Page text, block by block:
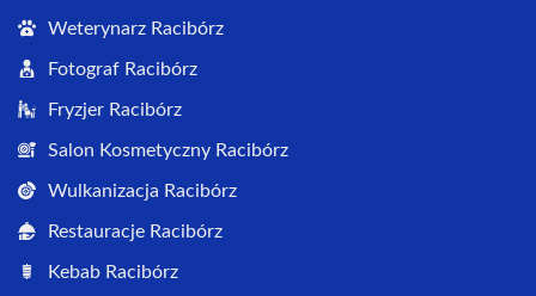
Weterynarz Racibórz
Fotograf Racibórz
Fryzjer Racibórz
Salon Kosmetyczny Racibórz
Wulkanizacja Racibórz
Restauracje Racibórz
Kebab Racibórz